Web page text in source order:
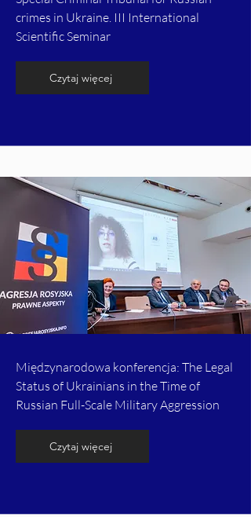
crimes in Ukraine. III International
Scientific Seminar
Czytaj więcej
Międzynarodowa konferencja: The Legal
Status of Ukrainians in the Time of
Russian Full-Scale Military Aggression
Czytaj więcej